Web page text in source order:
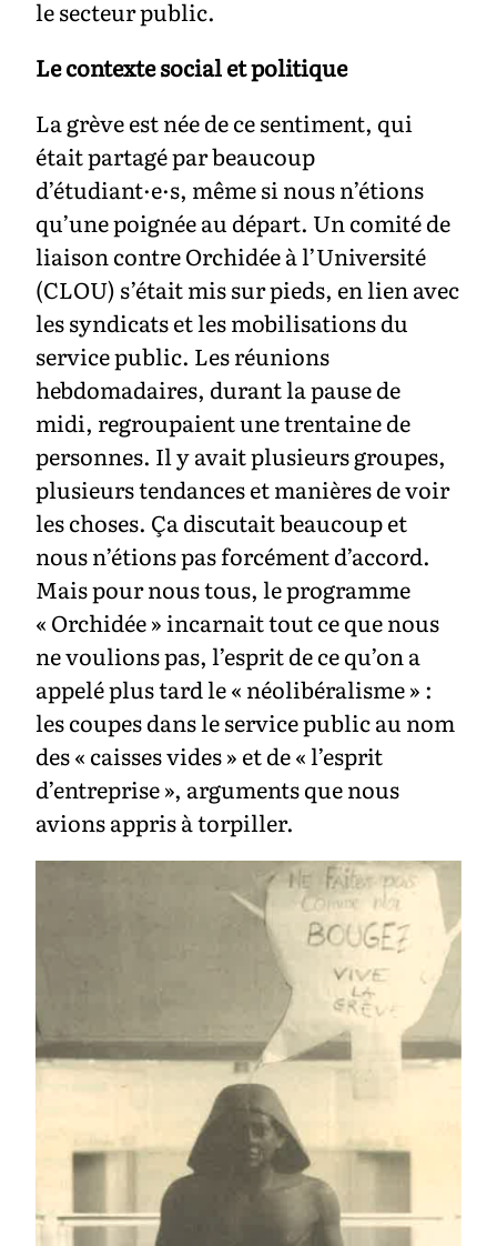
le secteur public.
Le contexte social et politique
La grève est née de ce sentiment, qui
était partagé par beaucoup
d’étudiant·e·s, même si nous n’étions
qu’une poignée au départ. Un comité de
liaison contre Orchidée à l’Université
(CLOU) s’était mis sur pieds, en lien avec
les syndicats et les mobilisations du
service public. Les réunions
hebdomadaires, durant la pause de
midi, regroupaient une trentaine de
personnes. Il y avait plusieurs groupes,
plusieurs tendances et manières de voir
les choses. Ça discutait beaucoup et
nous n’étions pas forcément d’accord.
Mais pour nous tous, le programme
« Orchidée » incarnait tout ce que nous
ne voulions pas, l’esprit de ce qu’on a
appelé plus tard le « néolibéralisme » :
les coupes dans le service public au nom
des « caisses vides » et de « l’esprit
d’entreprise », arguments que nous
avions appris à torpiller.